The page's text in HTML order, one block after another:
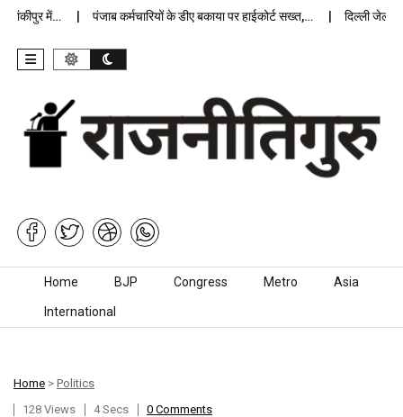
में… पंजाब कर्मचारियों के डीए बकाया पर हाईकोर्ट सख्त,… दिल्ली जेलों में
Skip to content
Home BJP Congress Metro Asia
International
Home > Politics
128 Views
4 Secs 0 Comments